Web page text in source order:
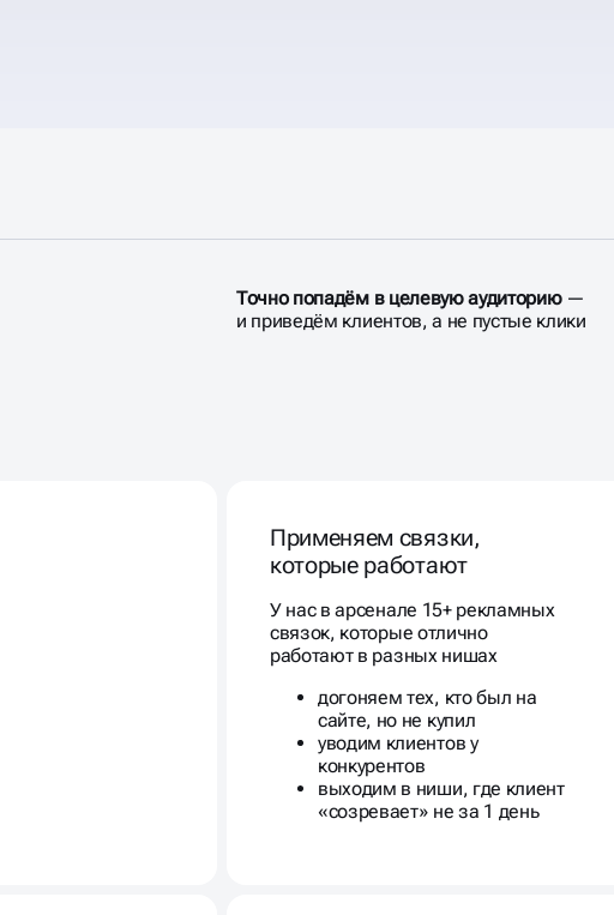
Точно попадём в целевую аудиторию—
и приведём клиентов, а не пустые клики
Применяем связки,
которые работают
У нас в арсенале 15+ рекламных
связок, которые отлично
работают в разных нишах
догоняем тех, кто был на
сайте, но не купил
уводим клиентов у
конкурентов
выходим в ниши, где клиент
«созревает» не за 1 день